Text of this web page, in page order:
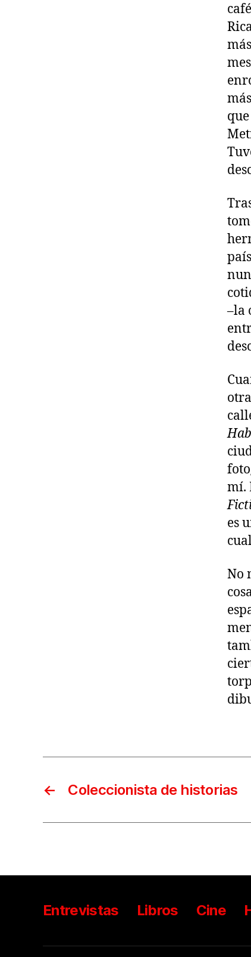
–la
mí.
es
No
← Coleccionista de historias
Entrevistas Libros Cine